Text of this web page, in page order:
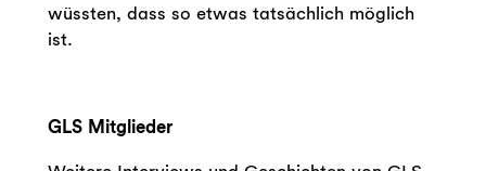
wüssten, dass so etwas tatsächlich möglich
ist.
GLS Mitglieder